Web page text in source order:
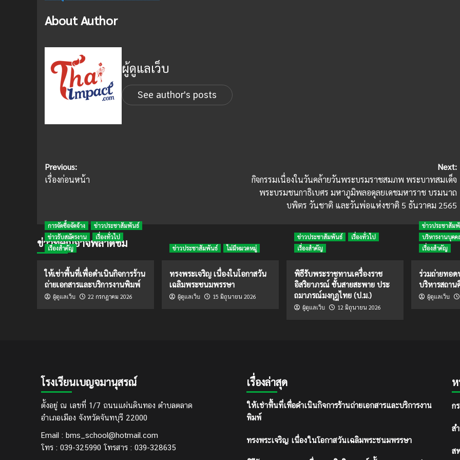
About Author
ผู้ดูแลเว็บ
See author's posts
Post
navigation
Previous:
เรื่องก่อนหน้า
Next:
กิจกรรมเนื่องในวันคล้ายวันพระบรมราชสมภพ พระบาทสมเด็จ
พระบรมชนกาธิเบศร มหาภูมิพลอดุลยเดชมหาราช บรมนาถ
บพิตร วันชาติ และวันพ่อแห่งชาติ 5 ธันวาคม 2565
ข่าวที่คุณอาจพลาดชม
การจัดซื้อจัดจ้าง
ข่าวประชาสัมพันธ์
ข่าวรับสมัครงาน
เรื่องทั่วไป
เรื่องสำคัญ
ให้เช่าพื้นที่เพื่อดำเนินกิจการร้าน
ถ่ายเอกสารและบริการงานพิมพ์
ผู้ดูแลเว็บ 22 กรกฎาคม 2026
ข่าวประชาสัมพันธ์ ไม่มีหมวดหมู่
ทรงพระเจริญ เนื่องในโอกาสวัน
เฉลิมพระชนมพรรษา
ผู้ดูแลเว็บ 15 มิถุนายน 2026
ข่าวประชาสัมพันธ์
เรื่องทั่วไป
เรื่องสำคัญ
พิธีรับพระราชทานเครื่องราช
อิสริยาภรณ์ ชั้นสายสะพาย ประ
ถมาภรณ์มงกุฎไทย (ป.ม.)
ผู้ดูแลเว็บ 12 มิถุนายน 2026
ข่าวประชาสัม
บริหารงานบุคค
เรื่องสำคัญ
ร่วมถ่ายทอ
บริหารสถาน
ผู้ดูแลเว็บ
โรงเรียนเบญจมานุสรณ์
ตั้งอยู่ ณ เลขที่ 1/7 ถนนแผ่นดินทอง ตำบลตลาด
อำเภอเมือง จังหวัดจันทบุรี 22000
Email : bms_school@hotmail.com
โทร : 039-325990 โทรสาร : 039-328635
เรื่องล่าสุด
ให้เช่าพื้นที่เพื่อดำเนินกิจการร้านถ่ายเอกสารและบริการงาน
พิมพ์
ทรงพระเจริญ เนื่องในโอกาสวันเฉลิมพระชนมพรรษา
ก
ส
ส